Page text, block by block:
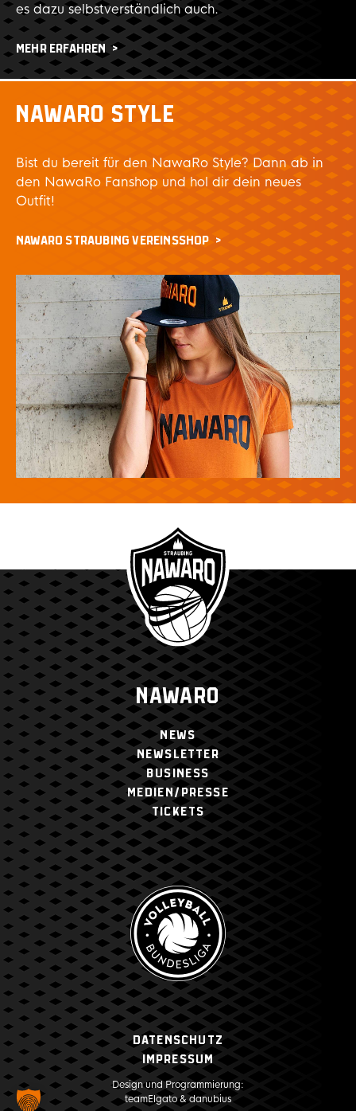
es dazu selbstverständlich auch.
MEHR ERFAHREN
NAWARO STYLE
Bist du bereit für den NawaRo Style? Dann ab in
den NawaRo Fanshop und hol dir dein neues
Outfit!
NAWARO STRAUBING VEREINSSHOP
NAWARO
NEWS
NEWSLETTER
BUSINESS
MEDIEN/PRESSE
TICKETS
Datenschutz
Impressum
Design und Programmierung:
teamElgato&danubius